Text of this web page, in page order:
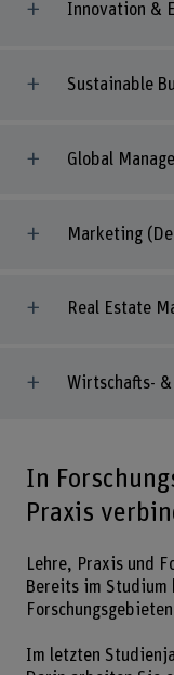
Innovation &
Sustainable
Global
Marketing
Real Estate
Wirtschafts-
In
Praxis
Lehre, Praxis und
Bereits im Studium
Im letzten